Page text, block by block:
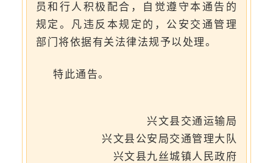
员和行人积极配合，自觉遵守本通告的
规定。凡违反本规定的，公安交通管理
部门将依据有关法律法规予以处理。
特此通告。
兴文县交通运输局
兴文县公安局交通管理大队
兴文县九丝城镇人民政府